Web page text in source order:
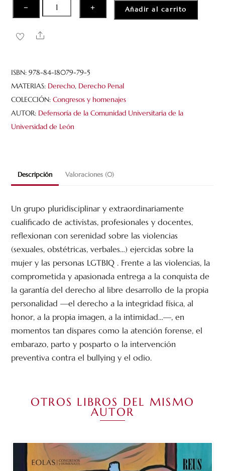
−
Amores
y
violencias.
sexual
y
derecho
cantidad
+ Añadir al carrito
Share
ISBN:978-84-18079-79-5
MATERIAS: Derecho, Derecho Penal
COLECCIÓN:Congresos y homenajes
AUTOR: Defensoría de la Comunidad Universitaria de la
Universidad de León
Descripción Valoraciones (0)
Un grupo pluridisciplinar y extraordinariamente
cualificado de activistas, profesionales y docentes,
reflexionan con serenidad sobre las violencias
(sexuales, obstétricas, verbales…) ejercidas sobre la
mujer y las personas LGTBIQ . Frente a las violencias, la
comprometida y apasionada entrega a la conquista de
la garantía del derecho al libre desarrollo de la propia
personalidad —el derecho a la integridad física, al
honor, a la propia imagen, a la intimidad…—, en
momentos tan dispares como la atención forense, el
embarazo, parto y posparto o la intervención
preventiva contra el bullying y el odio.
OTROS LIBROS DEL MISMO
AUTOR